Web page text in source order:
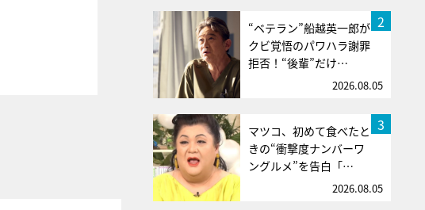
2
“ベテラン”船越英一郎が
クビ覚悟のパワハラ謝罪
拒否！“後輩”だけ…
2026.08.05
3
マツコ、初めて食べたと
きの“衝撃度ナンバーワ
ングルメ”を告白「…
2026.08.05